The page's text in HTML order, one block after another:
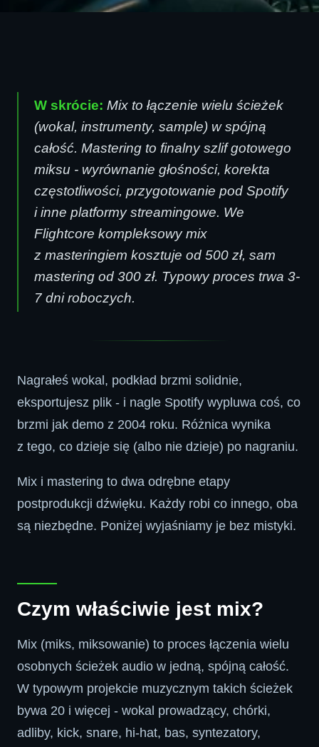
W skrócie: Mix to łączenie wielu ścieżek
(wokal, instrumenty, sample) w spójną
całość. Mastering to finalny szlif gotowego
miksu - wyrównanie głośności, korekta
częstotliwości, przygotowanie pod Spotify
i inne platformy streamingowe. We
Flightcore kompleksowy mix
z masteringiem kosztuje od 500 zł, sam
mastering od 300 zł. Typowy proces trwa 3-
7 dni roboczych.
Nagrałeś wokal, podkład brzmi solidnie,
eksportujesz plik - i nagle Spotify wypluwa coś, co
brzmi jak demo z 2004 roku. Różnica wynika
z tego, co dzieje się (albo nie dzieje) po nagraniu.
Mix i mastering to dwa odrębne etapy
postprodukcji dźwięku. Każdy robi co innego, oba
są niezbędne. Poniżej wyjaśniamy je bez mistyki.
Czym właściwie jest mix?
Mix (miks, miksowanie) to proces łączenia wielu
osobnych ścieżek audio w jedną, spójną całość.
W typowym projekcie muzycznym takich ścieżek
bywa 20 i więcej - wokal prowadzący, chórki,
adliby, kick, snare, hi-hat, bas, syntezatory,